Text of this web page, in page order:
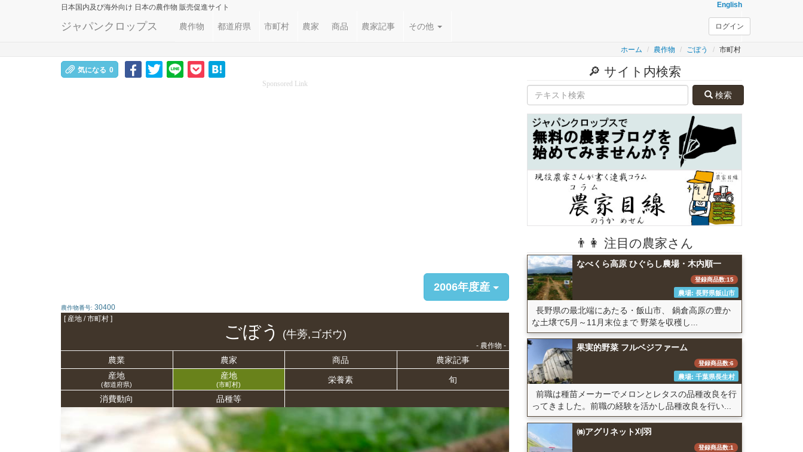
日本国内及び海外向け 日本の農作物 販売促進サイト English
ジャパンクロップス 農作物 都道府県 市町村 農家 商品 農家記事 その他 ログイン
ホーム 農作物 ごぼう 市町村
気になる 0
Sponsored Link
2006年度産
農作物番号: 30400
[ 産地 / 市町村 ]
ごぼう (牛蒡,ゴボウ)
- 農作物 -
農業 農家 商品
農家記事
産地
(都道府県)
産地
(市町村) 栄養素 旬
消費動向 品種等
🔎 サイト内検索
検索
👨👩 注目の農家さん
なべくら高原 ひぐらし農場・木内順一
登録商品数:15
農場: 長野県飯山市
長野県の最北端にあたる・飯山市、 鍋倉高原の豊か
な土壌で5月～11月末位まで 野菜を収穫し...
果実的野菜 フルベジファーム
登録商品数:6
農場: 千葉県長生村
前職は種苗メーカーでメロンとレタスの品種改良を行
ってきました。前職の経験を活かし品種改良を行い...
㈱アグリネット刈羽
登録商品数:1